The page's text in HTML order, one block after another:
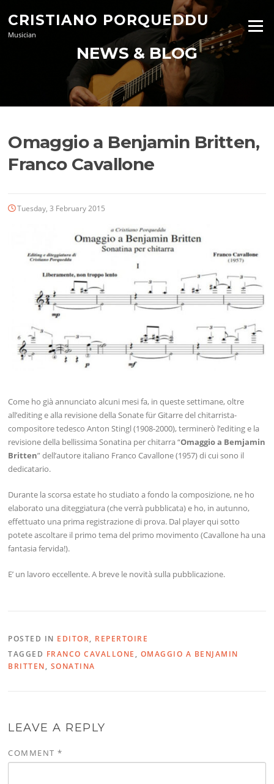
content
CRISTIANO PORQUEDDU
Musician
Menu
NEWS & BLOG
Omaggio a Benjamin Britten,
Franco Cavallone
Tuesday, 3 February 2015
Come ho già annunciato alcuni mesi fa, in queste settimane, oltre
all’editing e alla revisione della Sonate für Gitarre del chitarrista-
compositore tedesco Anton Stingl (1908-2000), terminerò l’editing e la
revisione della bellissima Sonatina per chitarra “Omaggio a Bemjamin
Britten” dell’autore italiano Franco Cavallone (1957) di cui sono il
dedicatario.
Durante la scorsa estate ho studiato a fondo la composizione, ne ho
elaborato una diteggiatura (che verrà pubblicata) e ho, in autunno,
effettuato una prima registrazione di prova. Dal player qui sotto
potete ascoltare il primo tema del primo movimento (Cavallone ha una
fantasia fervida!).
E’ un lavoro eccellente. A breve le novità sulla pubblicazione.
POSTED IN EDITOR, REPERTOIRE
TAGGED FRANCO CAVALLONE , OMAGGIO A BENJAMIN
BRITTEN, SONATINA
LEAVE A REPLY
COMMENT*